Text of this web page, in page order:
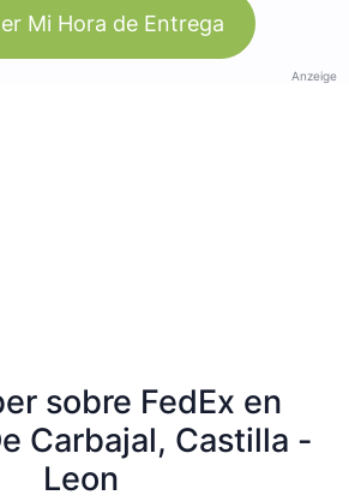
Mi Hora de Entrega
Anzeige
sobre FedEx en
Carbajal, Castilla -
Leon